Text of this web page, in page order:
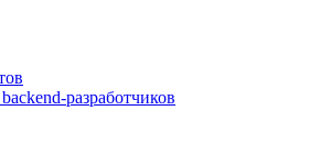
разработчиков